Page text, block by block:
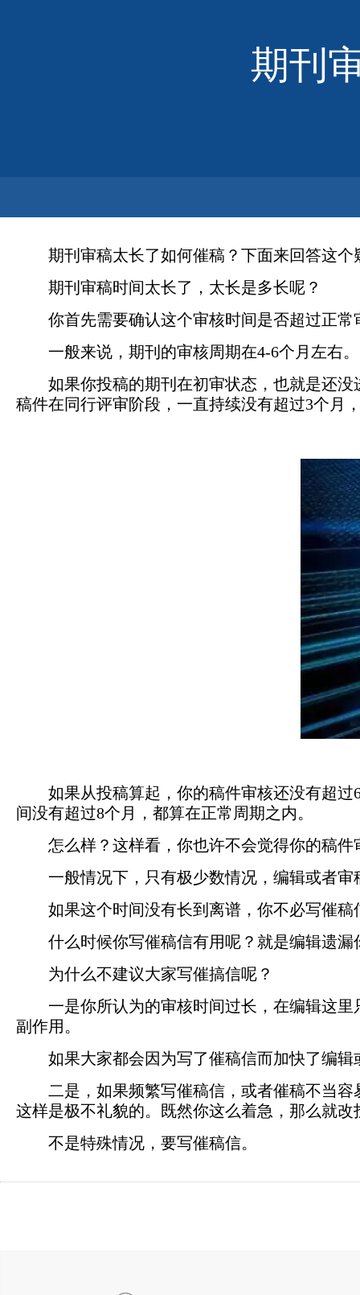
期刊
期刊审稿太长了如何催稿？下面来回答这个
期刊审稿时间太长了，太长是多长呢？
你首先需要确认这个审核时间是否超过正
一般来说，期刊的审核周期在4-6个月左右。
如果你投稿的期刊在初审状态，也就是还
稿件在同行评审阶段，一直持续没有超过3个月
如果从投稿算起，你的稿件审核还没有超
间没有超过8个月，都算在正常周期之内。
怎么样？这样看，你也许不会觉得你的稿件
一般情况下，只有极少数情况，编辑或者
如果这个时间没有长到离谱，你不必写催稿
什么时候你写催稿信有用呢？就是编辑遗
为什么不建议大家写催搞信呢？
一是你所认为的审核时间过长，在编辑这
副作用。
如果大家都会因为写了催稿信而加快了编
二是，如果频繁写催稿信，或者催稿不当
这样是极不礼貌的。既然你这么着急，那么就
不是特殊情况，要写催稿信。